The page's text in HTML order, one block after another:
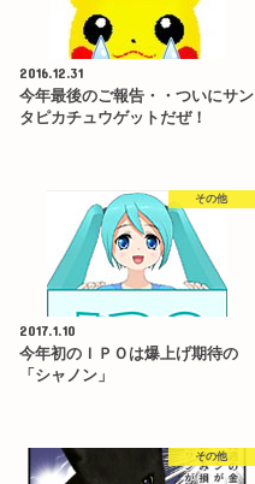
2016.12.31
今年最後のご報告・・ついにサン
タピカチュウゲットだぜ！
その他
2017.1.10
今年初のＩＰＯは爆上げ期待の
「シャノン」
その他